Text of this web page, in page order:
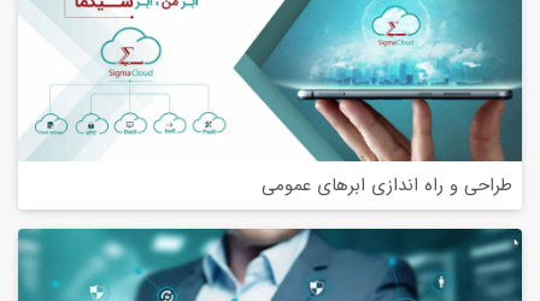
طراحی و راه اندازی ابرهای عمومی